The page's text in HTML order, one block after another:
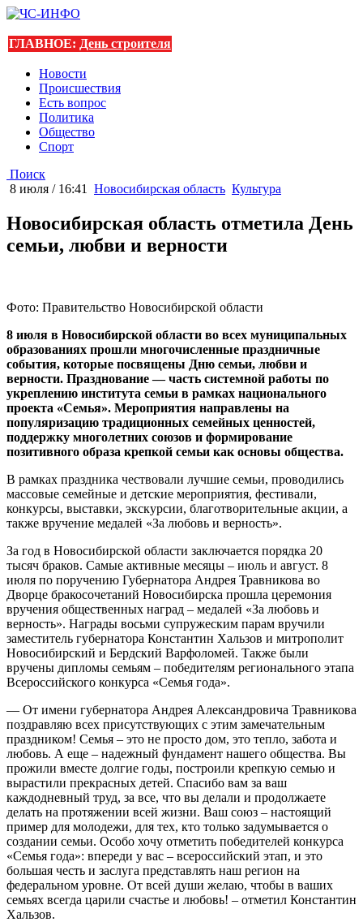
ГЛАВНОЕ: День строителя
Новости
Происшествия
Есть вопрос
Политика
Общество
Спорт
Поиск
8 июля / 16:41
Новосибирская область Культура
Новосибирская область отметила День
семьи, любви и верности
Фото: Правительство Новосибирской области
8 июля в Новосибирской области во всех муниципальных
образованиях прошли многочисленные праздничные
события, которые посвящены Дню семьи, любви и
верности. Празднование — часть системной работы по
укреплению института семьи в рамках национального
проекта «Семья». Мероприятия направлены на
популяризацию традиционных семейных ценностей,
поддержку многолетних союзов и формирование
позитивного образа крепкой семьи как основы общества.
В рамках праздника чествовали лучшие семьи, проводились
массовые семейные и детские мероприятия, фестивали,
конкурсы, выставки, экскурсии, благотворительные акции, а
также вручение медалей «За любовь и верность».
За год в Новосибирской области заключается порядка 20
тысяч браков. Самые активные месяцы – июль и август. 8
июля по поручению Губернатора Андрея Травникова во
Дворце бракосочетаний Новосибирска прошла церемония
вручения общественных наград – медалей «За любовь и
верность». Награды восьми супружеским парам вручили
заместитель губернатора Константин Хальзов и митрополит
Новосибирский и Бердский Варфоломей. Также были
вручены дипломы семьям – победителям регионального этапа
Всероссийского конкурса «Семья года».
— От имени губернатора Андрея Александровича Травникова
поздравляю всех присутствующих с этим замечательным
праздником! Семья – это не просто дом, это тепло, забота и
любовь. А еще – надежный фундамент нашего общества. Вы
прожили вместе долгие годы, построили крепкую семью и
вырастили прекрасных детей. Спасибо вам за ваш
каждодневный труд, за все, что вы делали и продолжаете
делать на протяжении всей жизни. Ваш союз – настоящий
пример для молодежи, для тех, кто только задумывается о
создании семьи. Особо хочу отметить победителей конкурса
«Семья года»: впереди у вас – всероссийский этап, и это
большая честь и заслуга представлять наш регион на
федеральном уровне. От всей души желаю, чтобы в ваших
семьях всегда царили счастье и любовь! – отметил Константин
Хальзов.